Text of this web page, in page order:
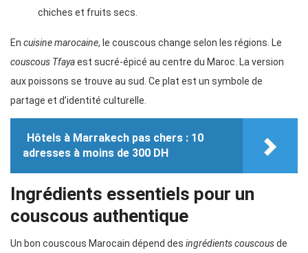
chiches et fruits secs.
En cuisine marocaine, le couscous change selon les régions. Le
couscous Tfayaest sucré-épicé au centre du Maroc. La version
aux poissons se trouve au sud. Ce plat est un symbole de
partage et d’identité culturelle.
Hôtels à Marrakech pas chers : 10
adresses à moins de 300 DH
Ingrédients essentiels pour un
couscous authentique
Un bon couscous Marocain dépend des ingrédients couscousde